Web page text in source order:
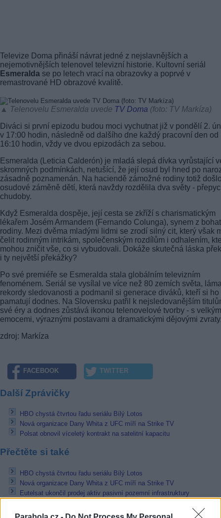
Televize Doma přináší návrat jedné z nejslavnějších a
nejemotivnějších telenovel televizní historie. Kultovní seriál
Esmeralda se po letech vrací na obrazovky a poprvé v
remastrované HD obrazové kvalitě.
▲ Telenovelu Esmeralda uvede TV Doma (foto: TV Markíza)
Diváci si první epizodu budou moci vychutnat již v pondělí 2.
v 17:00 hodin, následně od dalšího dne každý pracovní den od
16:10 hodin, vždy ve dvou epizodách za sebou.
Esmeralda (Leticia Calderón) je mladá slepá dívka vyrůstající
skromných podmínkách, netušící, že její osud byl hned po
zásadně poznamenán. Na haciendě zámožné rodiny totiž
osudové záměně dětí, která navždy rozdělila dva světy -
chudoby.
Když Esmeralda dospěje, její cesta se zkříží s charismatickým
lékařem Josém Armandem (Fernando Colunga), synem z
rodiny. Mezi dvěma mladými lidmi se zrodí silný cit, který však
čelit rodinným intrikám, společenským rozdílům i odhalením,
mohou zničit vše, co si vybudovali. Dokáže skutečná láska
i ty největší překážky?
Po své premiéře se Esmeralda stala globálním televizním
fenoménem. Seriál se vysílal ve více než 80 zemích světa,
rekordy sledovanosti a podmanil si generace diváků, kteří si ho
pamatují dodnes. Na Slovensku patřil k nejsledovanějším
své éry a dodnes zůstává ikonou telenovelové tvorby - s
emocemi, výraznými postavami a dramatickými dějovými
zdroj: Markíza
FACEBOOK TWITTER
Další Zprávičky
HBO chystá čtvrtou řadu seriálu Bílý Lotos
Nová organizace Dany Whita z UFC míří na Strike TV
Polsat obnovil víceletý kontrakt na satelitní kapacitu
Přečtěte si také
HBO chystá čtvrtou řadu seriálu Bílý Lotos
Nová organizace Dany Whita z UFC míří na Strike TV
Eutelsat ukončil prodej aktiv pasivní pozemní infrastruktury